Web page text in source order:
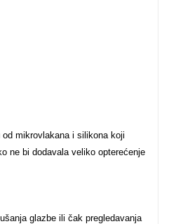
mikrovlakana i silikona koji
ne bi dodavala veliko opterećenje
glazbe ili čak pregledavanja